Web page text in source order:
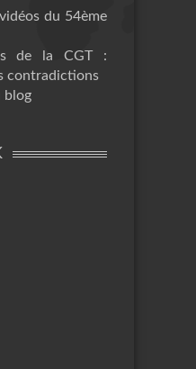
du 54ème
de la CGT :
contradictions
blog